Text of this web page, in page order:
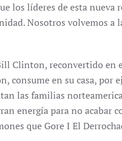
los líderes de esta
Nosotros volvemos a
Clinton, reconvertido en
consume en su casa, por
las familias
energía para no acabar
que Gore I El